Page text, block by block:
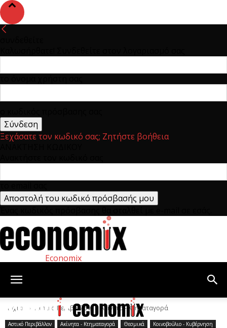
Ξεχάσατε τον κωδικό σας; Ζητήστε βοήθεια
Economix
Αρχική Αστικό Περιβάλλον Ακίνητα - Κτηματαγορά
Αστικό Περιβάλλον Ακίνητα - Κτηματαγορά Θεσμικά
Κοινοβούλιο - Κυβέρνηση